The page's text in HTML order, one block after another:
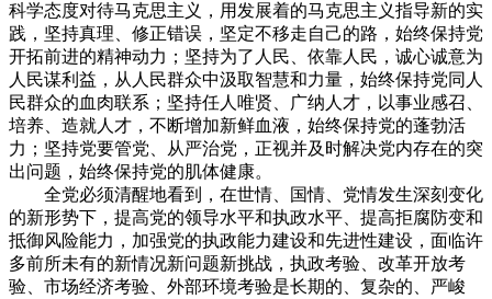
科学态度对待马克思主义，用发展着的马克思主义指导新的实
践，坚持真理、修正错误，坚定不移走自己的路，始终保持党
开拓前进的精神动力；坚持为了人民、依靠人民，诚心诚意为
人民谋利益，从人民群众中汲取智慧和力量，始终保持党同人
民群众的血肉联系；坚持任人唯贤、广纳人才，以事业感召、
培养、造就人才，不断增加新鲜血液，始终保持党的蓬勃活
力；坚持党要管党、从严治党，正视并及时解决党内存在的突
出问题，始终保持党的肌体健康。
全党必须清醒地看到，在世情、国情、党情发生深刻变化
的新形势下，提高党的领导水平和执政水平、提高拒腐防变和
抵御风险能力，加强党的执政能力建设和先进性建设，面临许
多前所未有的新情况新问题新挑战，执政考验、改革开放考
验、市场经济考验、外部环境考验是长期的、复杂的、严峻